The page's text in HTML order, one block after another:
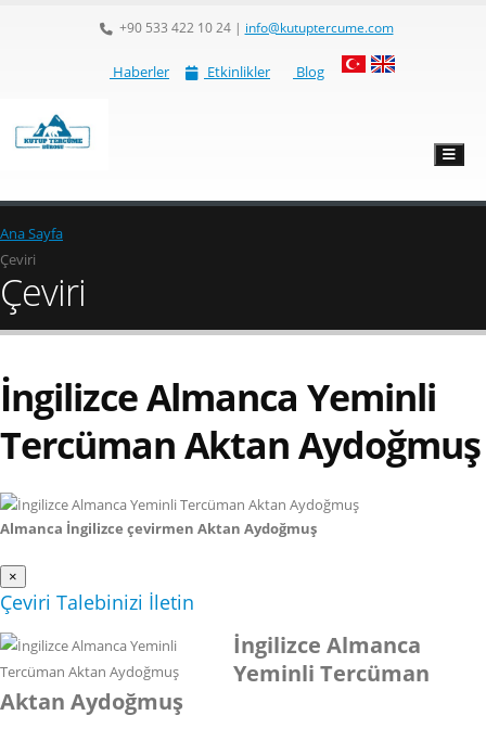
+90 533 422 10 24| info@kutuptercume.com
Haberler Etkinlikler Blog
Ana Sayfa
Çeviri
Çeviri
İngilizce Almanca Yeminli
Tercüman Aktan Aydoğmuş
Almanca İngilizce çevirmen Aktan Aydoğmuş
×
Çeviri Talebinizi İletin
İngilizce Almanca
Yeminli Tercüman
Aktan Aydoğmuş